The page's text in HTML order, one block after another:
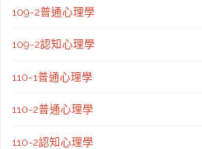
109-2普通心理學
109-2認知心理學
110-1普通心理學
110-2普通心理學
110-2認知心理學